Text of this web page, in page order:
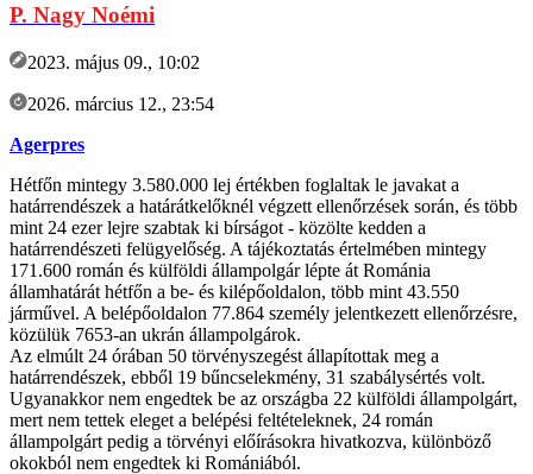
P. Nagy Noémi
2023. május 09., 10:02
2026. március 12., 23:54
Agerpres
Hétfőn mintegy 3.580.000 lej értékben foglaltak le javakat a
határrendészek a határátkelőknél végzett ellenőrzések során, és több
mint 24 ezer lejre szabtak ki bírságot - közölte kedden a
határrendészeti felügyelőség. A tájékoztatás értelmében mintegy
171.600 román és külföldi állampolgár lépte át Románia
államhatárát hétfőn a be- és kilépőoldalon, több mint 43.550
járművel. A belépőoldalon 77.864 személy jelentkezett ellenőrzésre,
közülük 7653-an ukrán állampolgárok.
Az elmúlt 24 órában 50 törvényszegést állapítottak meg a
határrendészek, ebből 19 bűncselekmény, 31 szabálysértés volt.
Ugyanakkor nem engedtek be az országba 22 külföldi állampolgárt,
mert nem tettek eleget a belépési feltételeknek, 24 román
állampolgárt pedig a törvényi előírásokra hivatkozva, különböző
okokból nem engedtek ki Romániából.